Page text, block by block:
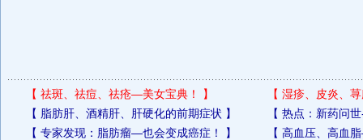
【 祛斑、祛痘、祛疮—美女宝典！ 】 【 湿疹、皮炎、
【 脂肪肝、酒精肝、肝硬化的前期症状 】 【 热点：新药问
【 专家发现：脂肪瘤—也会变成癌症！ 】 【 高血压、高血